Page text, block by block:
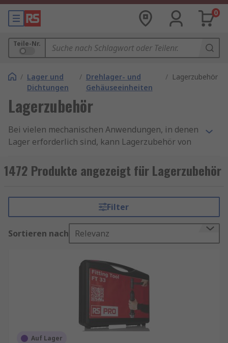
0
Teile-Nr.
/ Lager und
Dichtungen
/ Drehlager- und
Gehäuseeinheiten
/ Lagerzubehör
Lagerzubehör
Bei vielen mechanischen Anwendungen, in denen
Lager erforderlich sind, kann Lagerzubehör von
zu steigern. Hier bei RS bieten wir eine große
Auswahl an Lagerzubehör, von
zu Lagerschmiereinheiten. Alle sind für den
Einsatz in einer Vielzahl von Anwendungen
Es gibt eine große Auswahl an Lagerzubehör,
nicht nur zur Leistungssteigerung, sondern auch
für den persönlichen Schutz, die Sicherheit und
mehr. Zu den gängigen Arten von Lagerzubehör
1472 Produkte angezeigt für Lagerzubehör
Filter
Sortieren nach Relevanz
Auf Lager